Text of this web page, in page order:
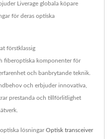
Liverage globala köpare
för deras optiska
förstklassig
fiberoptiska komponenter för
och banbrytande teknik.
och erbjuder innovativa,
prestanda och tillförlitlighet
lösningarOptisk transceiver